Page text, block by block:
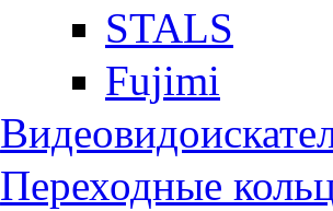
STALS
Fujimi
Переходные